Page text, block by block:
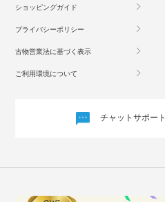
ショッピングガイド
プライバシーポリシー
古物営業法に基づく表示
ご利用環境について
チャットサポート